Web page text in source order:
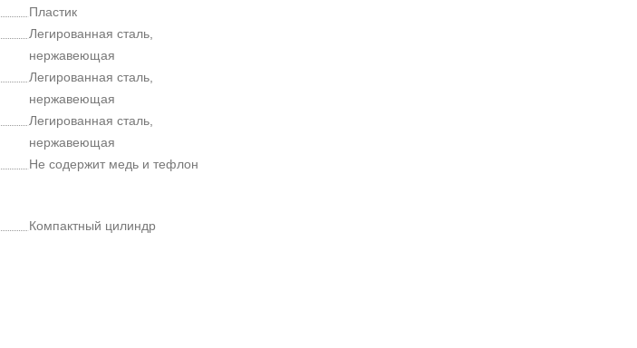
Пластик
Легированная сталь,
нержавеющая
Легированная сталь,
нержавеющая
Легированная сталь,
нержавеющая
Не содержит медь и тефлон
Компактный цилиндр